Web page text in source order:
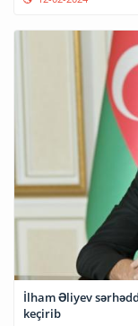
İlham Əliyev
keçirib